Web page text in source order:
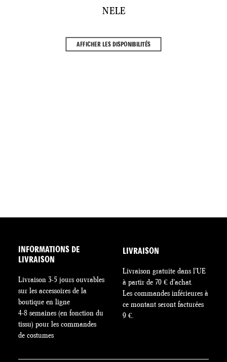
NELE
AFFICHER LES DISPONIBILITÉS
INFORMATIONS DE
LIVRAISON
Livraison 3-5 jours ouvrables
sur les accessoires de la
boutique en ligne
4-8 semaines (en fonction du
tissu) pour les commandes
de costumes
LIVRAISON
Livraison gratuite dans l'UE
à partir de 70 € d'achat.
Les commandes inférieures à
ce montant seront facturées
9 €.